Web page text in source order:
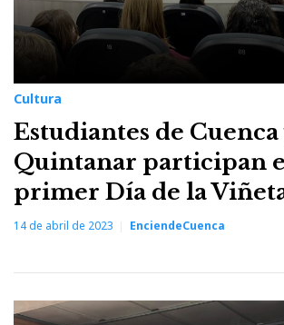
Cultura
Estudiantes de Cuenca
Quintanar participan
primer Día de la
14 de abril de 2023 EnciendeCuenca